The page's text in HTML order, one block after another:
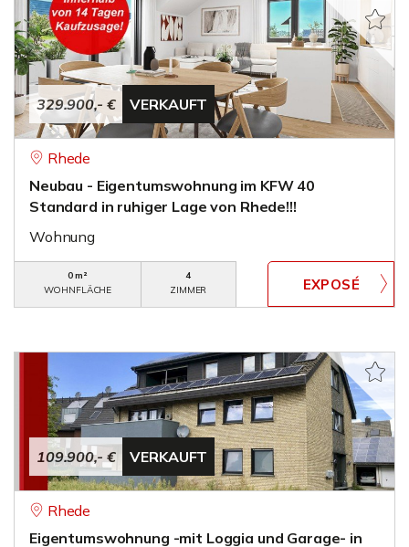
329.900,- € VERKAUFT
Rhede
Neubau - Eigentumswohnung im KFW 40
Standard in ruhiger Lage von Rhede!!!
Wohnung
0 m²
WOHNFLÄCHE
4
ZIMMER
109.900,- € VERKAUFT
Rhede
Eigentumswohnung -mit Loggia und Garage- in